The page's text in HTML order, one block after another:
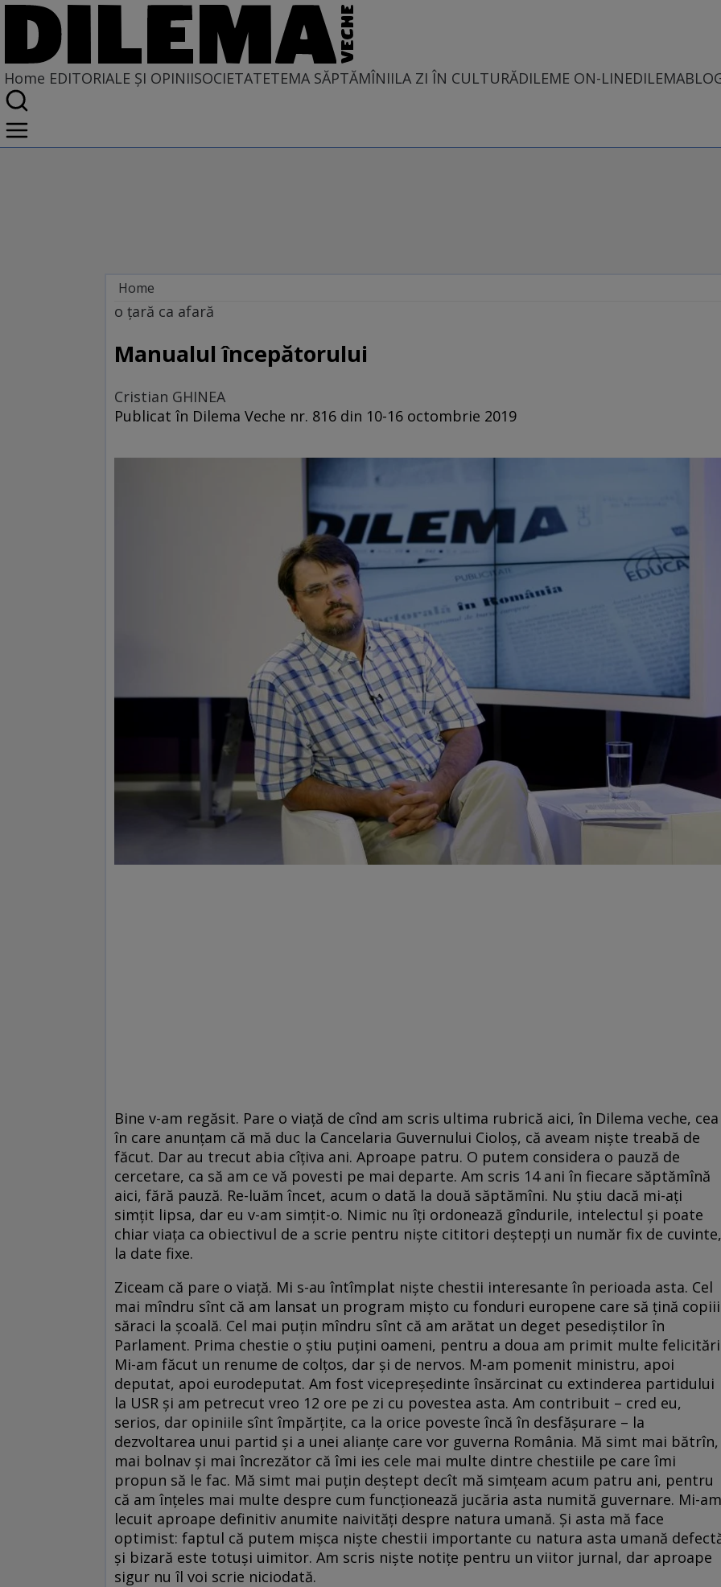
Home EDITORIALE ȘI OPINIISOCIETATETEMA SĂPTĂMÎNIILA ZI ÎN CULTURĂDILEME ON-LINE
Home
EDITORIALE ȘI OPINII
PE CE LUME TRĂIM
o țară ca afară
Manualul începătorului
Cristian GHINEA
Publicat în Dilema Veche nr. 816 din 10-16 octombrie 2019
Bine v-am regăsit. Pare o viață de cînd am scris ultima rubrică aici, în Dilema veche, cea
în care anunțam că mă duc la Cancelaria Guvernului Cioloș, că aveam niște treabă de
făcut. Dar au trecut abia cîțiva ani. Aproape patru. O putem considera o pauză de
cercetare, ca să am ce vă povesti pe mai departe. Am scris 14 ani în fiecare săptămînă
aici, fără pauză. Re-luăm încet, acum o dată la două săptămîni. Nu știu dacă mi-ați
simțit lipsa, dar eu v-am simțit-o. Nimic nu îți ordonează gîndurile, intelectul și poate
chiar viața ca obiectivul de a scrie pentru niște cititori deștepți un număr fix de cuvinte,
la date fixe.
Ziceam că pare o viață. Mi s-au întîmplat niște chestii interesante în perioada asta. Cel
mai mîndru sînt că am lansat un program mișto cu fonduri europene care să țină copiii
săraci la școală. Cel mai puțin mîndru sînt că am arătat un deget pesediștilor în
Parlament. Prima chestie o știu puțini oameni, pentru a doua am primit multe
Mi-am făcut un renume de colțos, dar și de nervos. M-am pomenit ministru, apoi
deputat, apoi eurodeputat. Am fost vicepreședinte însărcinat cu extinderea partidului
la USR și am petrecut vreo 12 ore pe zi cu povestea asta. Am contribuit – cred eu,
serios, dar opiniile sînt împărțite, ca la orice poveste încă în desfășurare – la
dezvoltarea unui partid și a unei alianțe care vor guverna România. Mă simt mai bătrîn,
mai bolnav și mai încrezător că îmi ies cele mai multe dintre chestiile pe care îmi
propun să le fac. Mă simt mai puțin deștept decît mă simțeam acum patru ani, pentru
că am înțeles mai multe despre cum funcționează jucăria asta numită guvernare. Mi-am
lecuit aproape definitiv anumite naivități despre natura umană. Și asta mă face
optimist: faptul că putem mișca niște chestii importante cu natura asta umană
și bizară este totuși uimitor. Am scris niște notițe pentru un viitor jurnal, dar aproape
sigur nu îl voi scrie niciodată.